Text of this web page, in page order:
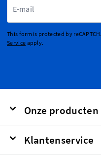
This form is protected by
Service apply.
Onze producten
Klantenservice